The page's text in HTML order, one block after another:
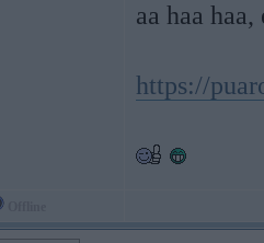
aa haa
https://